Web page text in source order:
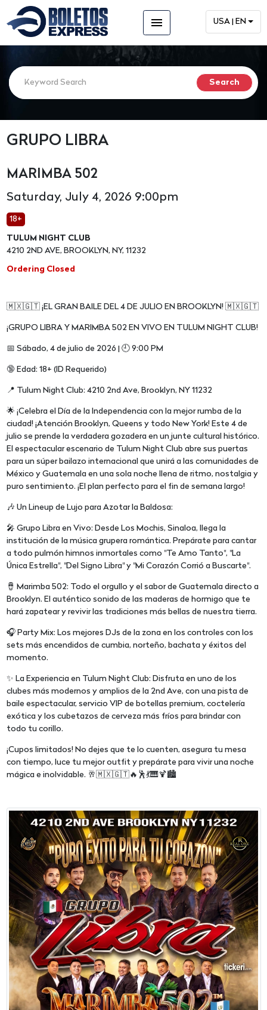
menu USA | EN
GRUPO LIBRA
MARIMBA 502
Saturday, July 4, 2026 9:00pm
18+
TULUM NIGHT CLUB
4210 2ND AVE, BROOKLYN, NY, 11232
Ordering Closed
🇲🇽🇬🇹 ¡EL GRAN BAILE DEL 4 DE JULIO EN BROOKLYN! 🇲🇽🇬🇹
¡GRUPO LIBRA Y MARIMBA 502 EN VIVO EN TULUM NIGHT CLUB!
📅 Sábado, 4 de julio de 2026 | 🕘 9:00 PM
🔞 Edad: 18+ (ID Requerido)
📍 Tulum Night Club: 4210 2nd Ave, Brooklyn, NY 11232
🌟 ¡Celebra el Día de la Independencia con la mejor rumba de la
ciudad! ¡Atención Brooklyn, Queens y todo New York! Este 4 de
julio se prende la verdadera gozadera en un junte cultural histórico.
El espectacular escenario de Tulum Night Club abre sus puertas
para un súper bailazo internacional que unirá a las comunidades de
México y Guatemala en una sola noche llena de ritmo, nostalgia y
puro sentimiento. ¡El plan perfecto para el fin de semana largo!
🎶 Un Lineup de Lujo para Azotar la Baldosa:
🎤 Grupo Libra en Vivo: Desde Los Mochis, Sinaloa, llega la
institución de la música grupera romántica. Prepárate para cantar
a todo pulmón himnos inmortales como "Te Amo Tanto", "La
Única Estrella", "Del Signo Libra" y "Mi Corazón Corrió a Buscarte".
🪘 Marimba 502: Todo el orgullo y el sabor de Guatemala directo a
Brooklyn. El auténtico sonido de las maderas de hormigo que te
hará zapatear y revivir las tradiciones más bellas de nuestra tierra.
🎧 Party Mix: Los mejores DJs de la zona en los controles con los
sets más encendidos de cumbia, norteño, bachata y éxitos del
momento.
✨ La Experiencia en Tulum Night Club: Disfruta en uno de los
clubes más modernos y amplios de la 2nd Ave, con una pista de
baile espectacular, servicio VIP de botellas premium, coctelería
exótica y los cubetazos de cerveza más fríos para brindar con
todo tu corillo.
¡Cupos limitados! No dejes que te lo cuenten, asegura tu mesa
con tiempo, luce tu mejor outfit y prepárate para vivir una noche
mágica e inolvidable. 🥂🇲🇽🇬🇹🔥🕺💃🎹🍹🏙️